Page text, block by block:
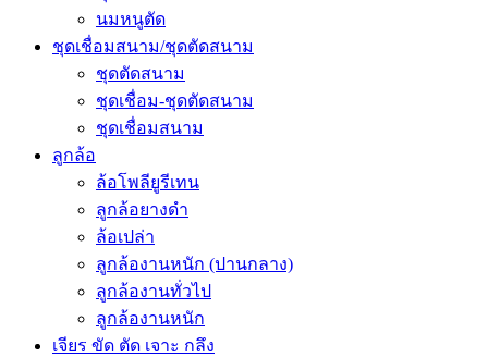
นมหนูตัด
ชุดเชื่อมสนาม/ชุดตัดสนาม
ชุดตัดสนาม
ชุดเชื่อม-ชุดตัดสนาม
ชุดเชื่อมสนาม
ลูกล้อ
ล้อโพลียูรีเทน
ลูกล้อยางดำ
ล้อเปล่า
ลูกล้องานหนัก (ปานกลาง)
ลูกล้องานทั่วไป
ลูกล้องานหนัก
เจียร ขัด ตัด เจาะ กลึง